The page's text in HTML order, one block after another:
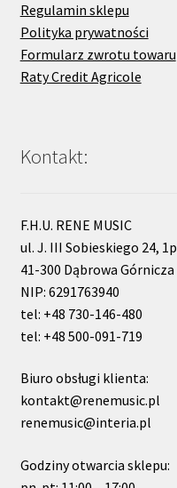
Regulamin sklepu
Polityka prywatności
Formularz zwrotu towaru
Raty Credit Agricole
Kontakt:
F.H.U. RENE MUSIC
ul. J. III Sobieskiego 24, 1p
41-300 Dąbrowa Górnicza
NIP: 6291763940
tel: +48 730-146-480
tel: +48 500-091-719
Biuro obsługi klienta:
kontakt@renemusic.pl
renemusic@interia.pl
Godziny otwarcia sklepu: